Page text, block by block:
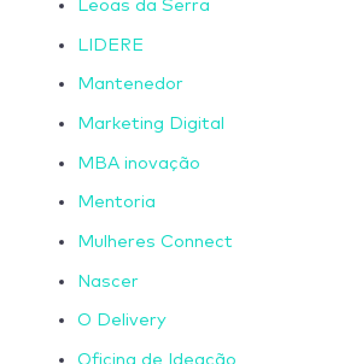
Leoas da Serra
LIDERE
Mantenedor
Marketing Digital
MBA inovação
Mentoria
Mulheres Connect
Nascer
O Delivery
Oficina de Ideação